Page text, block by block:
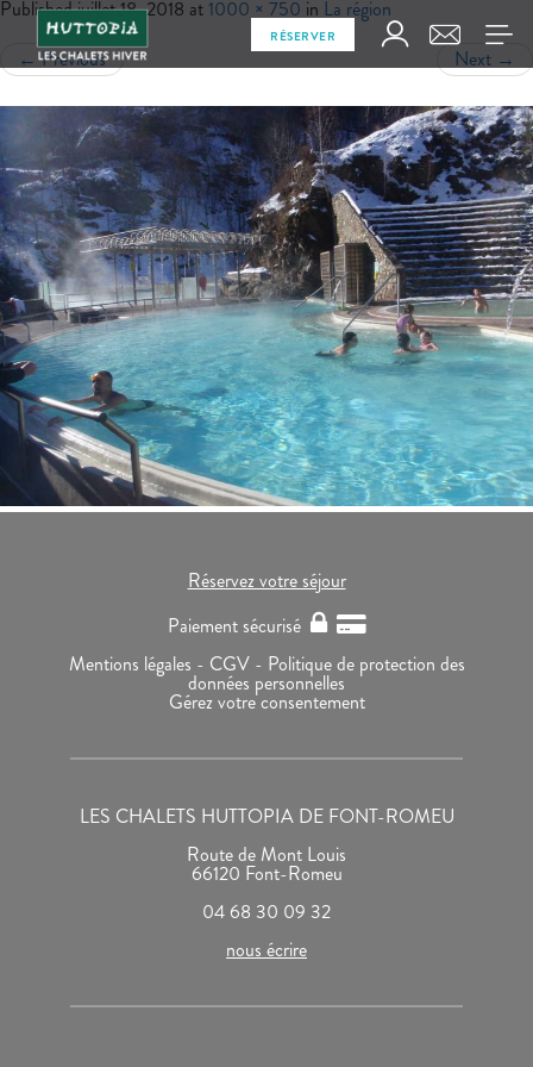
RÉSERVER
Publishedjuillet 18, 2018 at 1000 × 750 in La région
←Previous Next →
Réservez votre séjour
Paiement sécurisé
Mentions légales - CGV - Politique de protection des
données personnelles
Gérez votre consentement
LES CHALETS HUTTOPIA DE FONT-ROMEU
Route de Mont Louis
66120 Font-Romeu
04 68 30 09 32
nous écrire